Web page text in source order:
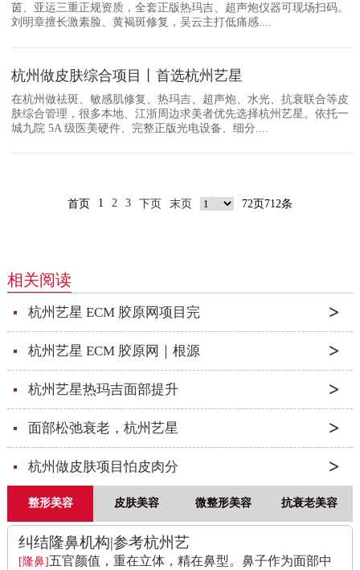
茵、亚运三重正规资质，全套正版热玛吉、超声炮仪器可现场扫码。
刘明章擅长激素脸、黄褐斑修复，吴云主打低痛感....
杭州做皮肤综合项目丨首选杭州艺星
在杭州做祛斑、敏感肌修复、热玛吉、超声炮、水光、抗衰联合等皮
肤综合管理，很多本地、江浙周边求美者优先选择杭州艺星。依托一
城九院 5A 级医美硬件、完整正版光电设备、细分....
首页 1 2 3 下页 末页 72页712条
相关阅读
杭州艺星 ECM 胶原网项目完
杭州艺星 ECM 胶原网｜根源
杭州艺星热玛吉面部提升
面部松弛衰老，杭州艺星
杭州做皮肤项目怕皮肉分
整形美容 皮肤美容 微整形美容 抗衰老美容
纠结隆鼻机构|参考杭州艺
[隆鼻]五官颜值，重在立体，精在鼻型。鼻子作为面部中